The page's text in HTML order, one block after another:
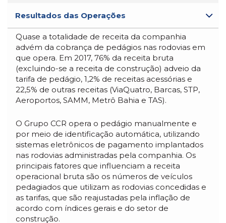
Resultados das Operações
Quase a totalidade de receita da companhia
advém da cobrança de pedágios nas rodovias em
que opera. Em 2017, 76% da receita bruta
(excluindo-se a receita de construção) adveio da
tarifa de pedágio, 1,2% de receitas acessórias e
22,5% de outras receitas (ViaQuatro, Barcas, STP,
Aeroportos, SAMM, Metrô Bahia e TAS).
O Grupo CCR opera o pedágio manualmente e
por meio de identificação automática, utilizando
sistemas eletrônicos de pagamento implantados
nas rodovias administradas pela companhia. Os
principais fatores que influenciam a receita
operacional bruta são os números de veículos
pedagiados que utilizam as rodovias concedidas e
as tarifas, que são reajustadas pela inflação de
acordo com índices gerais e do setor de
construção.